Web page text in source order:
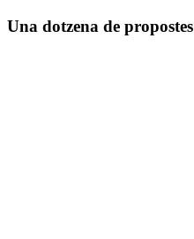
Una dotzena de propostes